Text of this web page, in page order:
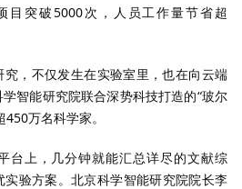
目突破5000次，人员工作量节省超
，不仅发生在实验室里，也在向云端
智能研究院联合深势科技打造的“玻尔
万名科学家。
台上，几分钟就能汇总详尽的文献综
验方案。北京科学智能研究院院长李